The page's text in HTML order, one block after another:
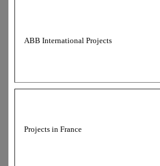
ABB International Projects
Projects in France